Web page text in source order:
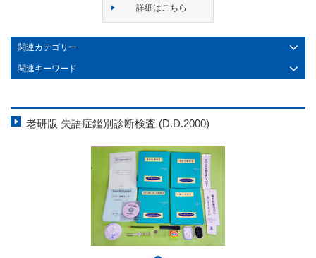
詳細はこちら
関連カテゴリー
関連キーワード
老研版 失語症鑑別診断検査 (D.D.2000)